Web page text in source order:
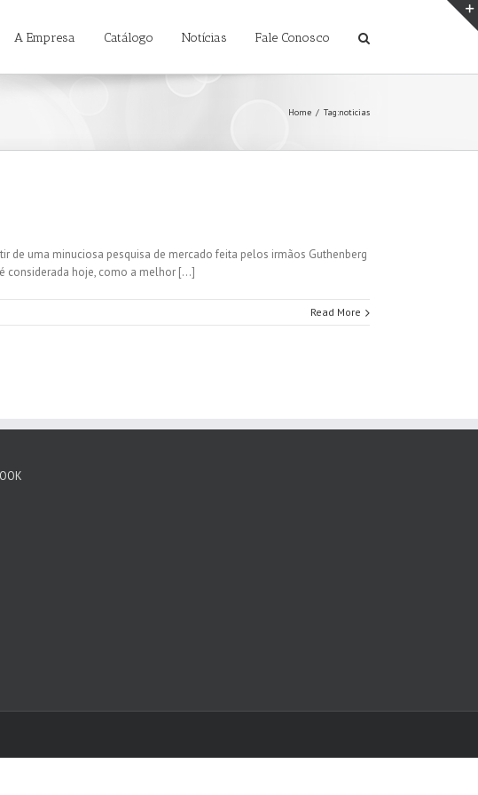
A Empresa Catálogo Notícias Fale Conosco
Home / Tag:noticias
de uma minuciosa pesquisa de mercado feita pelos irmãos Guthenberg
considerada hoje, como a melhor [...]
Read More